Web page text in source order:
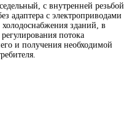
с внутренней резьбой
адаптера с электроприводами
зданий, в
потока
и получения необходимой